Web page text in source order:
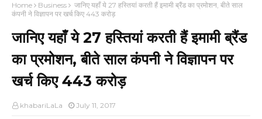
Home Business
जानिए यहाँ ये 27 हस्तियां करती हैं इमामी ब्रैंड का प्रमोशन, बीते साल
कंपनी ने विज्ञापन पर खर्च किए 443 करोड़
जानिए यहाँ ये 27 हस्तियां करती हैं इमामी ब्रैंड
का प्रमोशन, बीते साल कंपनी ने विज्ञापन पर
खर्च किए 443 करोड़
khabariLaLa July 11, 2017